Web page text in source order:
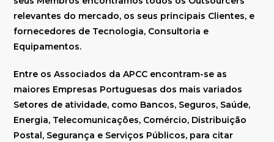
relevantes do mercado, os seus principais Clientes, e
fornecedores de Tecnologia, Consultoria e
Equipamentos.
Entre os Associados da APCC encontram-se as
maiores Empresas Portuguesas dos mais variados
Setores de atividade, como Bancos, Seguros, Saúde,
Energia, Telecomunicações, Comércio, Distribuição
Postal, Segurança e Serviços Públicos, para citar